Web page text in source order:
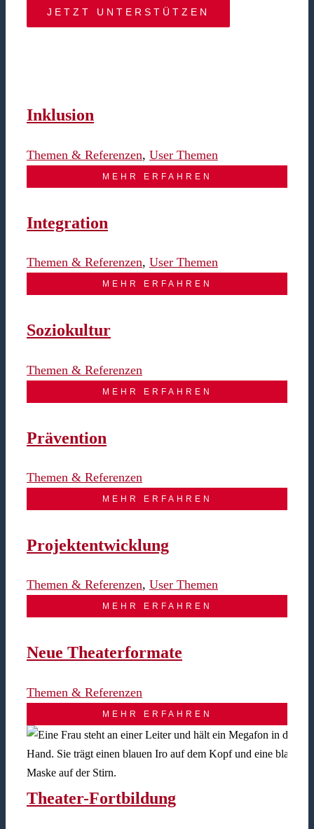
JETZT UNTERSTÜTZEN
Inklusion
Themen & Referenzen, User Themen
MEHR ERFAHREN
Integration
Themen & Referenzen, User Themen
MEHR ERFAHREN
Soziokultur
Themen & Referenzen
MEHR ERFAHREN
Prävention
Themen & Referenzen
MEHR ERFAHREN
Projektentwicklung
Themen & Referenzen, User Themen
MEHR ERFAHREN
Neue Theaterformate
Themen & Referenzen
MEHR ERFAHREN
Theater-Fortbildung